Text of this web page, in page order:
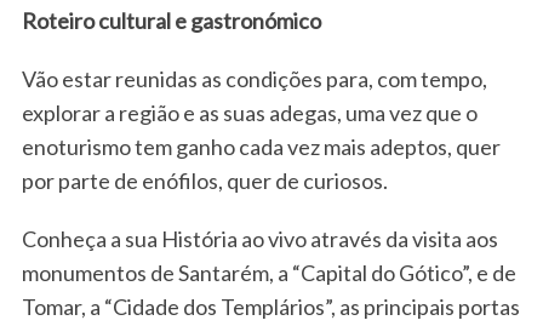
Roteiro cultural e gastronómico
Vão estar reunidas as condições para, com tempo,
explorar a região e as suas adegas, uma vez que o
enoturismo tem ganho cada vez mais adeptos, quer
por parte de enófilos, quer de curiosos.
Conheça a sua História ao vivo através da visita aos
monumentos de Santarém, a “Capital do Gótico”, e de
Tomar, a “Cidade dos Templários”, as principais portas